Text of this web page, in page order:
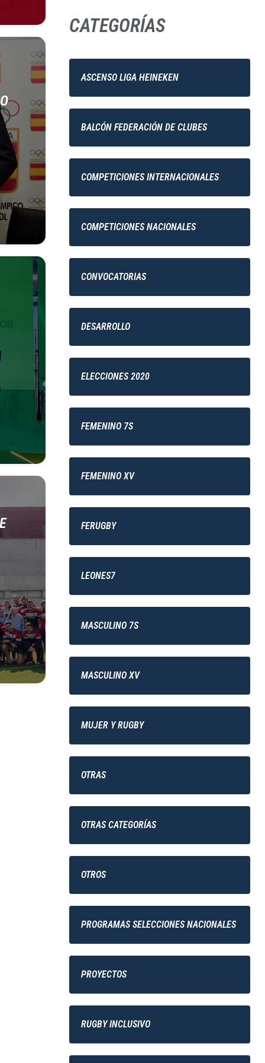
CATEGORÍAS
ASCENSO LIGA HEINEKEN
BALCÓN FEDERACIÓN DE CLUBES
COMPETICIONES INTERNACIONALES
COMPETICIONES NACIONALES
CONVOCATORIAS
DESARROLLO
ELECCIONES 2020
FEMENINO 7S
FEMENINO XV
FERUGBY
LEONES7
MASCULINO 7S
MASCULINO XV
MUJER Y RUGBY
OTRAS
OTRAS CATEGORÍAS
OTROS
PROGRAMAS SELECCIONES NACIONALES
PROYECTOS
RUGBY INCLUSIVO